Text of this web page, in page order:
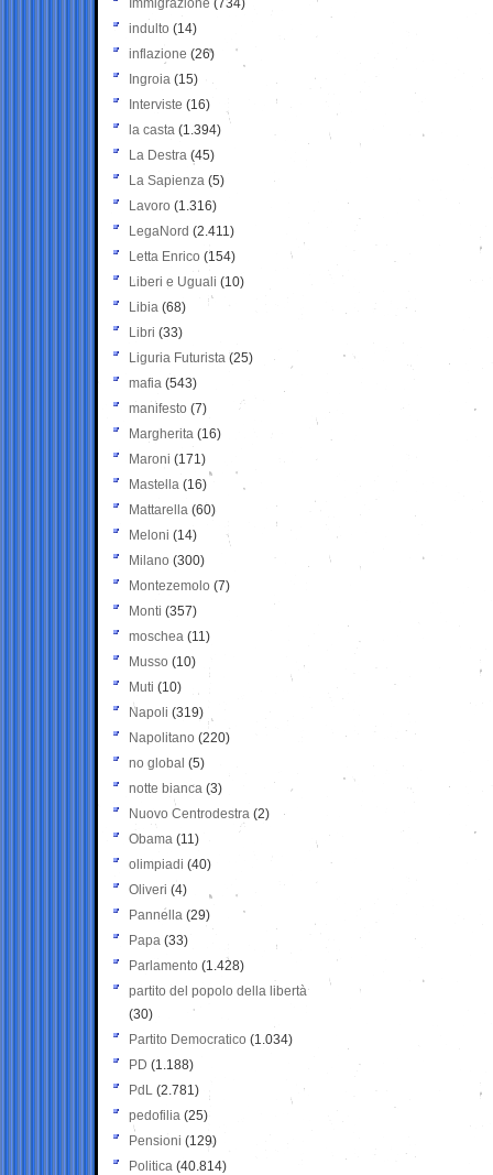
Immigrazione (734)
indulto (14)
inflazione (26)
Ingroia (15)
Interviste (16)
la casta (1.394)
La Destra (45)
La Sapienza (5)
Lavoro (1.316)
LegaNord (2.411)
Letta Enrico (154)
Liberi e Uguali (10)
Libia (68)
Libri (33)
Liguria Futurista (25)
mafia (543)
manifesto (7)
Margherita (16)
Maroni (171)
Mastella (16)
Mattarella (60)
Meloni (14)
Milano (300)
Montezemolo (7)
Monti (357)
moschea (11)
Musso (10)
Muti (10)
Napoli (319)
Napolitano (220)
no global (5)
notte bianca (3)
Nuovo Centrodestra (2)
Obama (11)
olimpiadi (40)
Oliveri (4)
Pannella (29)
Papa (33)
Parlamento (1.428)
partito del popolo della libertà
(30)
Partito Democratico (1.034)
PD (1.188)
PdL (2.781)
pedofilia (25)
Pensioni (129)
Politica (40.814)